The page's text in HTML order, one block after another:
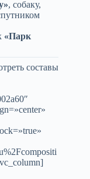
, собаку,
«Парк
составы